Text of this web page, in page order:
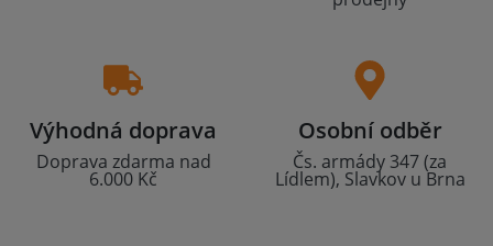
Výhodná doprava
Doprava zdarma nad
6.000 Kč
Osobní odběr
Čs. armády 347 (za
Lídlem), Slavkov u Brna